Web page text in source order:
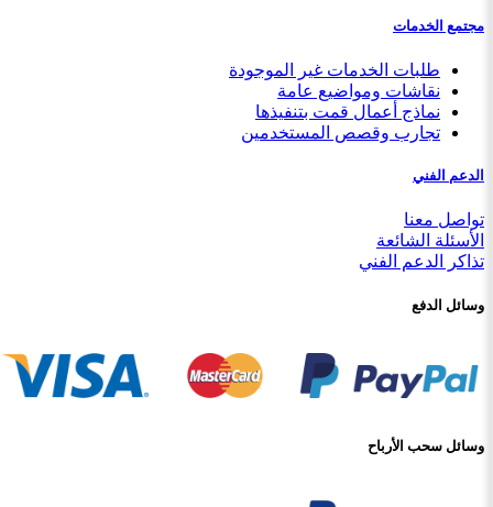
مجتمع الخدمات
طلبات الخدمات غير الموجودة
نقاشات ومواضيع عامة
نماذج أعمال قمت بتنفيذها
تجارب وقصص المستخدمين
الدعم الفني
تواصل معنا
الأسئلة الشائعة
تذاكر الدعم الفني
وسائل الدفع
وسائل سحب الأرباح